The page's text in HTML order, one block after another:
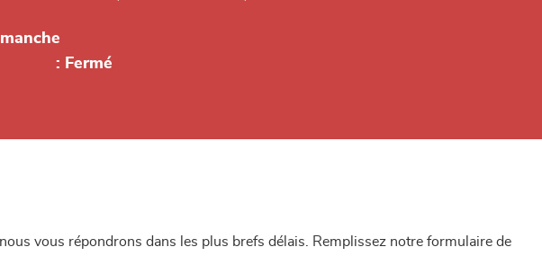
: Fermé
vous répondrons dans les plus brefs délais. Remplissez notre formulaire de